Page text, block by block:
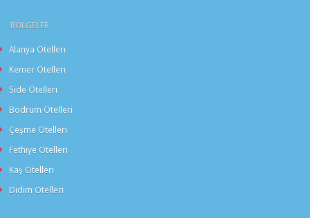
BÖLGELER
Alanya Otelleri
Kemer Otelleri
Side Otelleri
Bodrum Otelleri
Çeşme Otelleri
Fethiye Otelleri
Kaş Otelleri
Didim Otelleri